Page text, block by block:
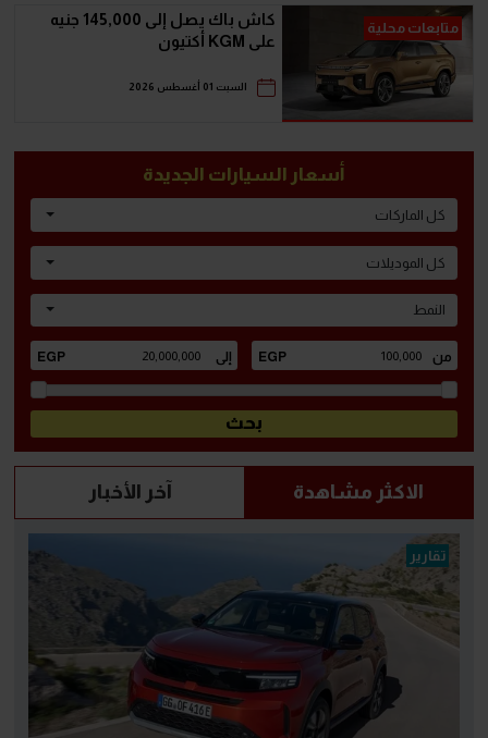
متابعات محلية
كاش باك يصل إلى 145,000 جنيه
على KGM أكتيون
السبت 01 أغسطس 2026
أسعار السيارات الجديدة
كل الماركات
كل الموديلات
النمط
الاكثر مشاهدة آخر الأخبار
تقارير